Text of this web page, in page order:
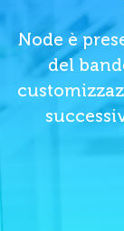
Node è
del